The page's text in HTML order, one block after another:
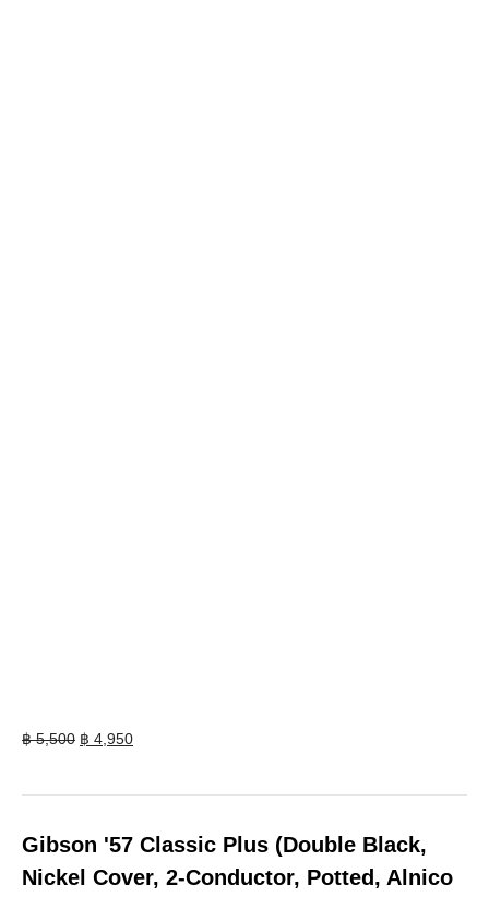
฿5,500 Original
฿ 4,950Current
Gibson '57 Classic Plus (Double Black,
Nickel Cover, 2-Conductor, Potted, Alnico